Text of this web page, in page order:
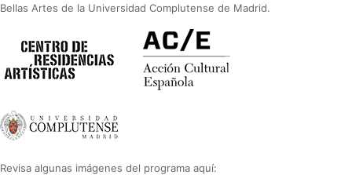
Bellas Artes de la Universidad Complutense de Madrid.
Revisa algunas imágenes del programa aquí: